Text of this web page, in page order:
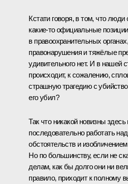
Кстати говоря, в том, что
какие-то официальные
в правоохранительных
правонарушения и тяжёлые
удивительного нет. И в нашей
происходит, к сожалению,
страшную трагедию с
его убил?
Так что никакой новизны
последовательно работать
обстоятельств и
Но по большинству, если не
делам, как бы долго они ни
правило, приходит к полному